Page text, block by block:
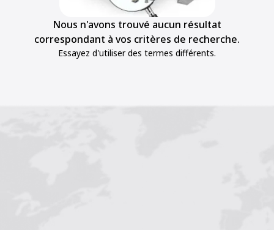
Nous n'avons trouvé aucun résultat
correspondant à vos critères de recherche.
Essayez d'utiliser des termes différents.